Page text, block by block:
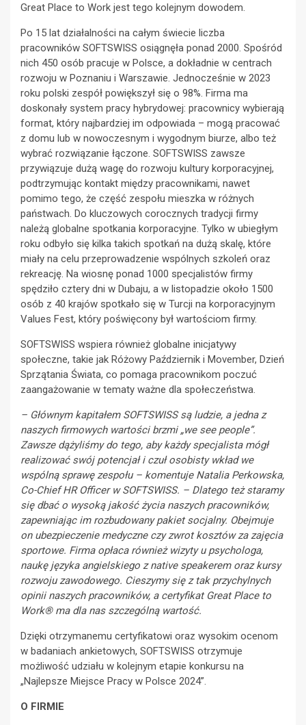
Great Place to Work jest tego kolejnym dowodem.
Po 15 lat działalności na całym świecie liczba
pracowników SOFTSWISS osiągnęła ponad 2000. Spośród
nich 450 osób pracuje w Polsce, a dokładnie w centrach
rozwoju w Poznaniu i Warszawie. Jednocześnie w 2023
roku polski zespół powiększył się o 98%. Firma ma
doskonały system pracy hybrydowej: pracownicy wybierają
format, który najbardziej im odpowiada – mogą pracować
z domu lub w nowoczesnym i wygodnym biurze, albo też
wybrać rozwiązanie łączone. SOFTSWISS zawsze
przywiązuje dużą wagę do rozwoju kultury korporacyjnej,
podtrzymując kontakt między pracownikami, nawet
pomimo tego, że część zespołu mieszka w różnych
państwach. Do kluczowych corocznych tradycji firmy
należą globalne spotkania korporacyjne. Tylko w ubiegłym
roku odbyło się kilka takich spotkań na dużą skalę, które
miały na celu przeprowadzenie wspólnych szkoleń oraz
rekreację. Na wiosnę ponad 1000 specjalistów firmy
spędziło cztery dni w Dubaju, a w listopadzie około 1500
osób z 40 krajów spotkało się w Turcji na korporacyjnym
Values Fest, który poświęcony był wartościom firmy.
SOFTSWISS wspiera również globalne inicjatywy
społeczne, takie jak Różowy Październik i Movember, Dzień
Sprzątania Świata, co pomaga pracownikom poczuć
zaangażowanie w tematy ważne dla społeczeństwa.
– Głównym kapitałem SOFTSWISS są ludzie, a jedna z
naszych firmowych wartości brzmi „we see people”.
Zawsze dążyliśmy do tego, aby każdy specjalista mógł
realizować swój potencjał i czuł osobisty wkład we
wspólną sprawę zespołu – komentuje Natalia Perkowska,
Co-Chief HR Officer w SOFTSWISS. – Dlatego też staramy
się dbać o wysoką jakość życia naszych pracowników,
zapewniając im rozbudowany pakiet socjalny. Obejmuje
on ubezpieczenie medyczne czy zwrot kosztów za zajęcia
sportowe. Firma opłaca również wizyty u psychologa,
naukę języka angielskiego z native speakerem oraz kursy
rozwoju zawodowego. Cieszymy się z tak przychylnych
opinii naszych pracowników, a certyfikat Great Place to
Work® ma dla nas szczególną wartość.
Dzięki otrzymanemu certyfikatowi oraz wysokim ocenom
w badaniach ankietowych, SOFTSWISS otrzymuje
możliwość udziału w kolejnym etapie konkursu na
„Najlepsze Miejsce Pracy w Polsce 2024”.
O FIRMIE